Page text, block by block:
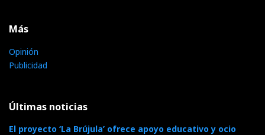
Más
Opinión
Publicidad
Últimas noticias
El proyecto ‘La Brújula’ ofrece apoyo educativo y ocio